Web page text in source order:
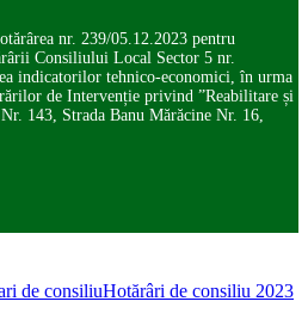
nr. 239/05.12.2023 pentru
Consiliului Local Sector 5 nr.
indicatorilor tehnico-economici, în urma
de Intervenție privind ”Reabilitare și
143, Strada Banu Mărăcine Nr. 16,
de consiliuHotărâri de consiliu 2023